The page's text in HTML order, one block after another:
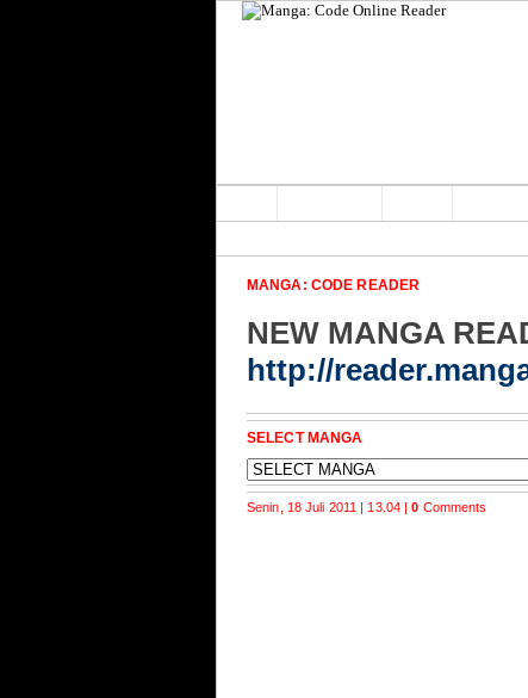
MANGA: CODE READER
NEW MANGA
http://
SELECT MANGA
Senin, 18 Juli 2011 | 13.04 |0 Comments